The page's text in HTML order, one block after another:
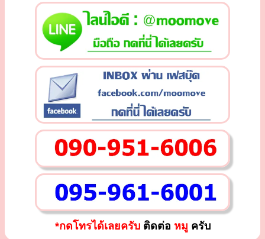
*กดโทรได้เลยครับติดต่อ หมู ครับ